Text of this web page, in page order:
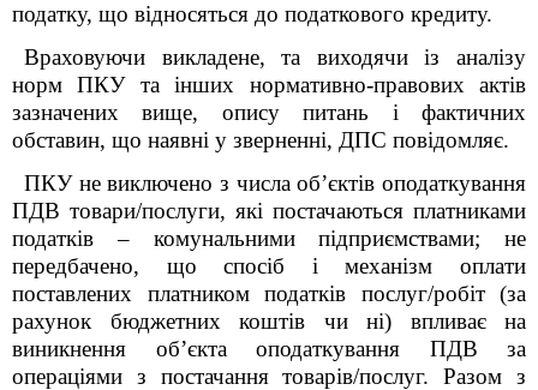
податку, що відносяться до податкового кредиту.
Враховуючи викладене, та виходячи із аналізу
норм ПКУ та інших нормативно-правових актів
зазначених вище, опису питань і фактичних
обставин, що наявні у зверненні, ДПС повідомляє.
ПКУ не виключено з числа об’єктів оподаткування
ПДВ товари/послуги, які постачаються платниками
податків – комунальними підприємствами; не
передбачено, що спосіб і механізм оплати
поставлених платником податків послуг/робіт (за
рахунок бюджетних коштів чи ні) впливає на
виникнення об’єкта оподаткування ПДВ за
операціями з постачання товарів/послуг. Разом з